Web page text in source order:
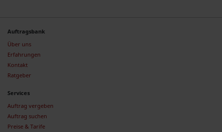
Auftragsbank
Über uns
Erfahrungen
Kontakt
Ratgeber
Services
Auftrag vergeben
Auftrag suchen
Preise & Tarife